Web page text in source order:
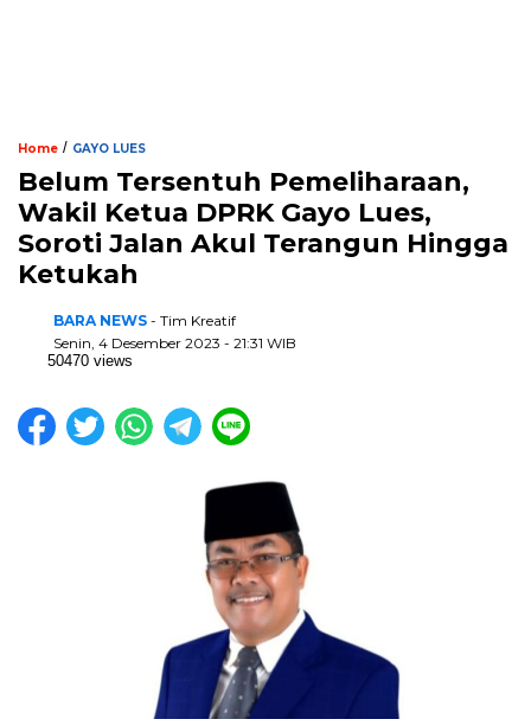
Home / GAYO LUES
Belum Tersentuh Pemeliharaan,
Wakil Ketua DPRK Gayo Lues,
Soroti Jalan Akul Terangun Hingga
Ketukah
BARA NEWS - Tim Kreatif
Senin, 4 Desember 2023 - 21:31 WIB
50470 views